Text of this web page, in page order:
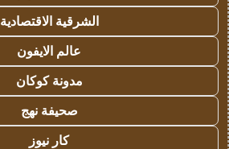
الشرقية الاقتصادية
عالم الايفون
مدونة كوكان
صحيفة نهج
كار نيوز